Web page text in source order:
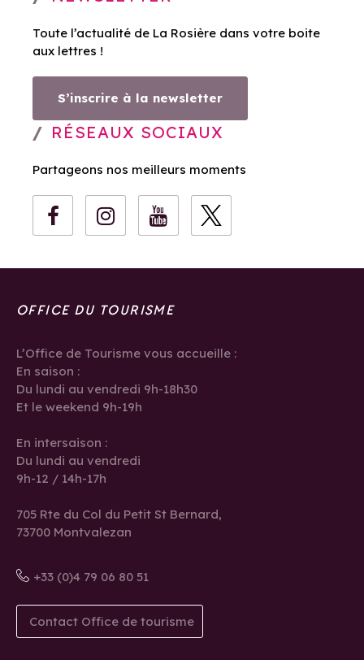
Toute l’actualité de La Rosière dans votre boite
aux lettres !
S’inscrire à la newsletter
RÉSEAUX SOCIAUX
Partageons nos meilleurs moments
OFFICE DU TOURISME
L’Office de Tourisme vous accueille :
En saison :
Du lundi au vendredi 9h-18h30
Et le weekend 9h-19h
En intersaison :
Du lundi au vendredi
9h-12 / 14h-17h
705 Rte du Col du Petit St Bernard,
73700 Montvalezan
+33 (0)4 79 06 80 51
Contact Office de tourisme